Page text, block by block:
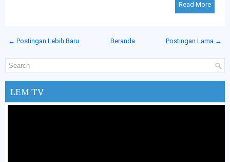
Read More
← Postingan Lebih Baru Postingan Lama →
Beranda
LEM TV